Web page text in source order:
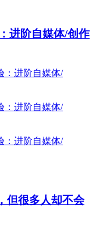
进阶自媒体/创作
但很多人却不会